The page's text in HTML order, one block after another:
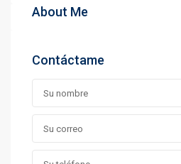
About Me
Contáctame